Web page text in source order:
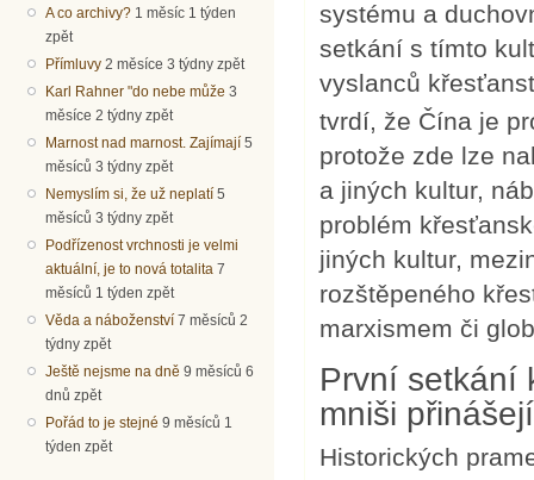
A co archivy? 1 měsíc 1 týden
zpět
Přímluvy 2 měsíce 3 týdny zpět
Karl Rahner "do nebe může 3
měsíce 2 týdny zpět
Marnost nad marnost. Zajímají 5
měsíců 3 týdny zpět
Nemyslím si, že už neplatí 5
měsíců 3 týdny zpět
Podřízenost vrchnosti je velmi
aktuální, je to nová totalita 7
měsíců 1 týden zpět
Věda a náboženství 7 měsíců 2
týdny zpět
Ještě nejsme na dně 9 měsíců 6
dnů zpět
Pořád to je stejné 9 měsíců 1
týden zpět
systému a
setkání s tímto
vyslanců
tvrdí, že Čína je
protože zde lze
a jiných kultur,
problém
jiných kultur,
rozštěpeného
marxismem či
První setkání
mniši
Historických